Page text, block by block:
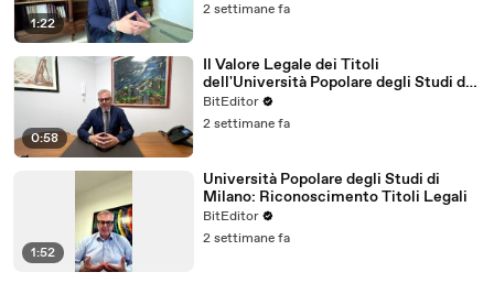
1:22
2 settimane fa
0:58
Il Valore Legale dei Titoli
dell'Università Popolare degli Studi di
Milano
BitEditor
2 settimane fa
1:52
Università Popolare degli Studi di
Milano: Riconoscimento Titoli Legali
BitEditor
2 settimane fa